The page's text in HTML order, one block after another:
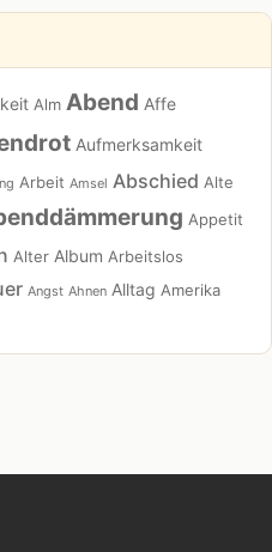
Alm Abend Affe
Aufmerksamkeit
Arbeit Amsel Abschied Alte
Appetit
Alter Album Arbeitslos
Angst Ahnen Alltag Amerika